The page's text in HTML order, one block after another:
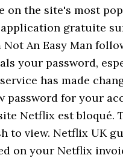
on the site's most
gratuite
An Easy Man
your password,
has made
password for your
Netflix est
to view. Netflix UK
on your Netflix